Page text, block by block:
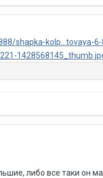
shapka-kolp...tovaya-
либо все таки он